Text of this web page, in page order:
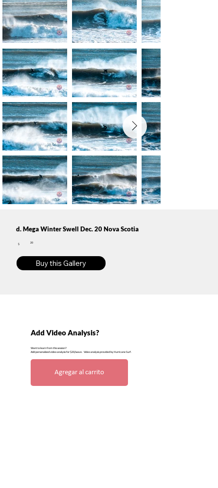
d. Mega Winter Swell Dec. 20 Nova Scotia
$
20
Buy this Gallery
Add Video Analysis?
Want to learn from this session?
Add personalized video analysis for $20/wave. Video analysis provided by Hurricane Surf.
Agregar al carrito